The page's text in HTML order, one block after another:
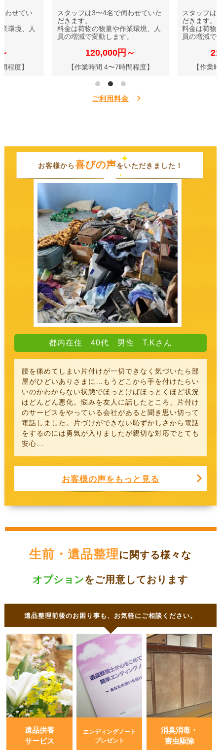
わせてい
環境、人
程度】
スタッフは3〜4名で伺わせていた
だきます。
料金は荷物の物量や作業環境、人
員の増減で変動します。
120,000円～
【作業時間 4〜7時間程度】
スタッフは
だきます。
料金は荷物
員の増減で
【作業
ご利用料金
お客様から喜びの声をいただきました！
都内在住 40代 男性 T.Kさん
腰を痛めてしまい片付けが一切できなく気づいたら部
屋がひどいありさまに…もうどこから手を付けたらい
いのかわからない状態でほっとけばほっとくほど状況
はどんどん悪化。悩みを友人に話したところ、片付け
のサービスをやっている会社があると聞き思い切って
電話しました。片づけができない恥ずかしさから電話
をするのには勇気が入りましたが親切な対応でとても
安心...
お客様の声をもっと見る
生前・遺品整理に関する様々な
オプションをご用意しております
遺品整理前後のお困り事も、お気軽にご相談ください。
遺品供養
サービス
エンディングノート
プレゼント
消臭消毒・
害虫駆除